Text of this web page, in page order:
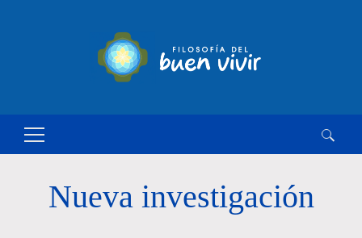
Buscar:
Nueva investigación